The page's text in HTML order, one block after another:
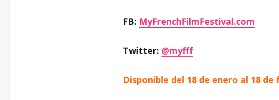
FB: MyFrenchFilmFestival.com
Twitter: @myfff
Disponible del 18 de enero al 18 de